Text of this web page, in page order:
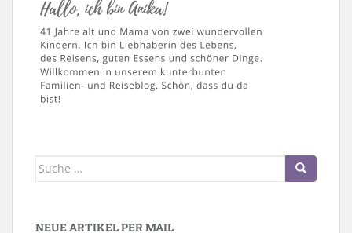
Suche
NEUE ARTIKEL PER MAIL